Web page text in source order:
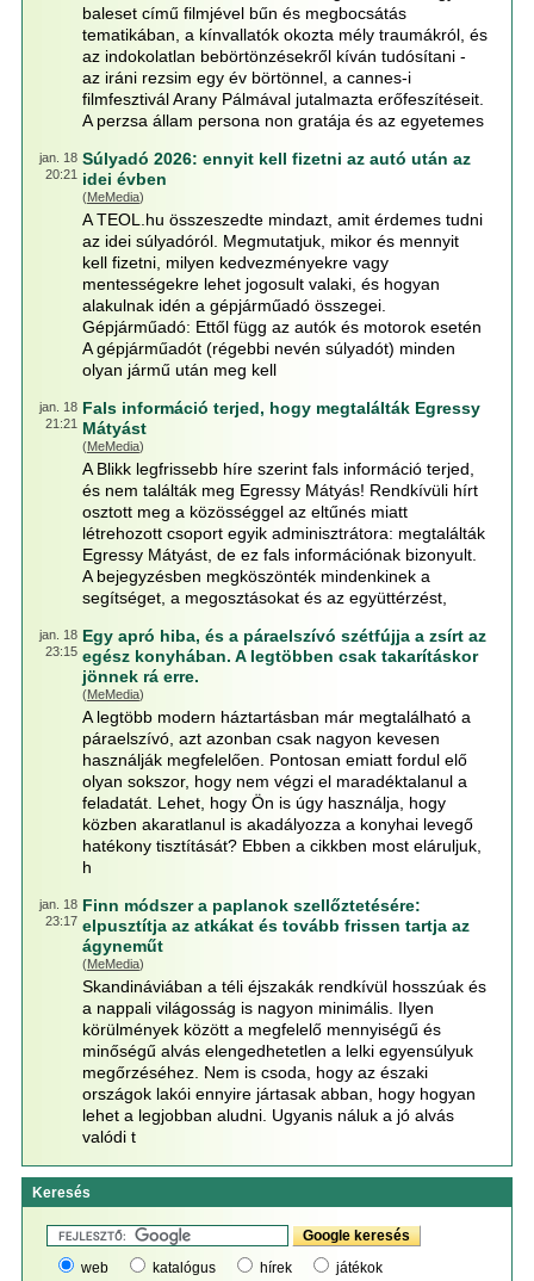
baleset című filmjével bűn és megbocsátás
tematikában, a kínvallatók okozta mély traumákról, és
az indokolatlan bebörtönzésekről kíván tudósítani -
az iráni rezsim egy év börtönnel, a cannes-i
filmfesztivál Arany Pálmával jutalmazta erőfeszítéseit.
A perzsa állam persona non gratája és az egyetemes
jan. 18
20:21
Súlyadó 2026: ennyit kell fizetni az autó után az
idei évben
(MeMedia)
A TEOL.hu összeszedte mindazt, amit érdemes tudni
az idei súlyadóról. Megmutatjuk, mikor és mennyit
kell fizetni, milyen kedvezményekre vagy
mentességekre lehet jogosult valaki, és hogyan
alakulnak idén a gépjárműadó összegei.
Gépjárműadó: Ettől függ az autók és motorok esetén
A gépjárműadót (régebbi nevén súlyadót) minden
olyan jármű után meg kell
jan. 18
21:21
Fals információ terjed, hogy megtalálták Egressy
Mátyást
(MeMedia)
A Blikk legfrissebb híre szerint fals információ terjed,
és nem találták meg Egressy Mátyás! Rendkívüli hírt
osztott meg a közösséggel az eltűnés miatt
létrehozott csoport egyik adminisztrátora: megtalálták
Egressy Mátyást, de ez fals információnak bizonyult.
A bejegyzésben megköszönték mindenkinek a
segítséget, a megosztásokat és az együttérzést,
jan. 18
23:15
Egy apró hiba, és a páraelszívó szétfújja a zsírt az
egész konyhában. A legtöbben csak takarításkor
jönnek rá erre.
(MeMedia)
A legtöbb modern háztartásban már megtalálható a
páraelszívó, azt azonban csak nagyon kevesen
használják megfelelően. Pontosan emiatt fordul elő
olyan sokszor, hogy nem végzi el maradéktalanul a
feladatát. Lehet, hogy Ön is úgy használja, hogy
közben akaratlanul is akadályozza a konyhai levegő
hatékony tisztítását? Ebben a cikkben most eláruljuk,
h
jan. 18
23:17
Finn módszer a paplanok szellőztetésére:
elpusztítja az atkákat és tovább frissen tartja az
ágyneműt
(MeMedia)
Skandináviában a téli éjszakák rendkívül hosszúak és
a nappali világosság is nagyon minimális. Ilyen
körülmények között a megfelelő mennyiségű és
minőségű alvás elengedhetetlen a lelki egyensúlyuk
megőrzéséhez. Nem is csoda, hogy az északi
országok lakói ennyire jártasak abban, hogy hogyan
lehet a legjobban aludni. Ugyanis náluk a jó alvás
valódi t
Keresés
web katalógus hírek játékok